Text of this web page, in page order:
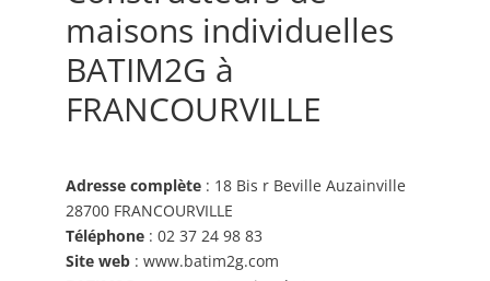
maisons individuelles
BATIM2G à
FRANCOURVILLE
Adresse complète: 18 Bis r Beville Auzainville
28700 FRANCOURVILLE
Téléphone: 02 37 24 98 83
Site web: www.batim2g.com